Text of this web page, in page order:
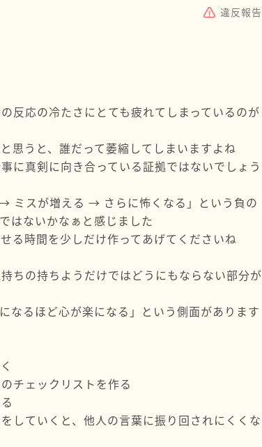
違反報告
反応の冷たさにとても疲れてしまっているのが
思うと、誰だって萎縮してしまいますよね
に真剣に向き合っている証拠ではないでしょう
ミスが増える → さらに怖くなる」という負の
はないかなぁと感じました
る時間を少しだけ作ってあげてくださいね
ちの持ちようだけではどうにもならない部分が
なるほど心が楽になる」という側面があります
チェックリストを作る
していくと、他人の言葉に振り回されにくくな